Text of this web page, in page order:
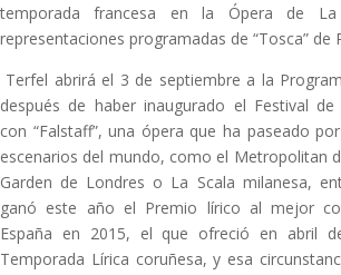
temporada francesa en la Ópera de
representaciones programadas de “Tosca” de
Terfel abrirá el 3 de septiembre a la
después de haber inaugurado el Festival de
con “Falstaff”, una ópera que ha paseado
escenarios del mundo, como el Metropolitan
Garden de Londres o La Scala milanesa,
ganó este año el Premio lírico al mejor
España en 2015, el que ofreció en abril
Temporada Lírica coruñesa, y esa